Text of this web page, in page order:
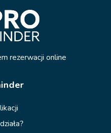
rezerwacji online